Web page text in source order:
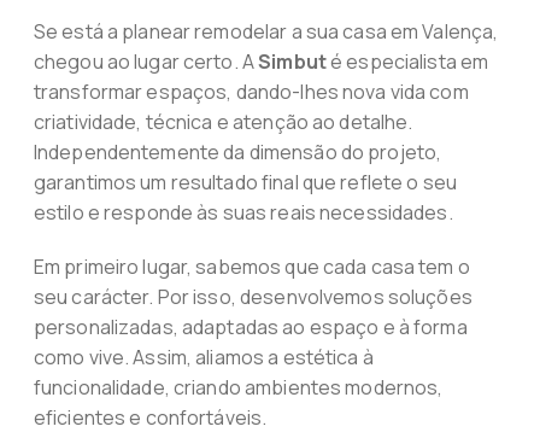
Se está a planear remodelar a sua casa em Valença,
chegou ao lugar certo. ASimbuté especialista em
transformar espaços, dando-lhes nova vida com
criatividade, técnica e atenção ao detalhe.
Independentemente da dimensão do projeto,
garantimos um resultado final que reflete o seu
estilo e responde às suas reais necessidades.
Em primeiro lugar, sabemos que cada casa tem o
seu carácter. Por isso, desenvolvemos soluções
personalizadas, adaptadas ao espaço e à forma
como vive. Assim, aliamos a estética à
funcionalidade, criando ambientes modernos,
eficientes e confortáveis.